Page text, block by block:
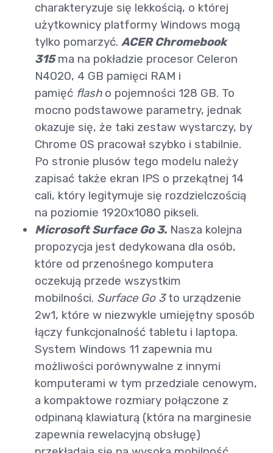
charakteryzuje się lekkością, o której
użytkownicy platformy Windows mogą
tylko pomarzyć. ACER Chromebook
315ma na pokładzie procesor Celeron
N4020, 4 GB pamięci RAM i
pamięć flasho pojemności 128 GB. To
mocno podstawowe parametry, jednak
okazuje się, że taki zestaw wystarczy, by
Chrome OS pracował szybko i stabilnie.
Po stronie plusów tego modelu należy
zapisać także ekran IPS o przekątnej 14
cali, który legitymuje się rozdzielczością
na poziomie 1920x1080 pikseli.
Microsoft Surface Go 3. Nasza kolejna
propozycja jest dedykowana dla osób,
które od przenośnego komputera
oczekują przede wszystkim
mobilności. Surface Go 3to urządzenie
2w1, które w niezwykle umiejętny sposób
łączy funkcjonalność tabletu i laptopa.
System Windows 11 zapewnia mu
możliwości porównywalne z innymi
komputerami w tym przedziale cenowym,
a kompaktowe rozmiary połączone z
odpinaną klawiaturą (która na marginesie
zapewnia rewelacyjną obsługę)